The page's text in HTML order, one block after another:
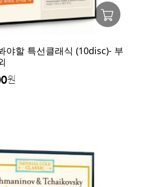
야할 특선클래식 (10disc)- 부
원